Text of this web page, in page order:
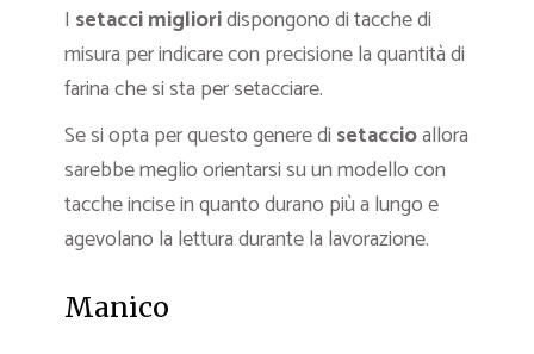
I setacci miglioridispongono di tacche di
misura per indicare con precisione la quantità di
farina che si sta per setacciare.
Se si opta per questo genere di setaccioallora
sarebbe meglio orientarsi su un modello con
tacche incise in quanto durano più a lungo e
agevolano la lettura durante la lavorazione.
Manico